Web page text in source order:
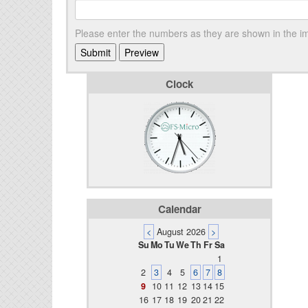
Please enter the numbers as they are shown in the
Clock
Calendar
< August 2026 >
SuMoTuWeTh FrSa
1
2
3 4 5 6 7 8
9 10 11 12 13 14 15
16 17 18 19 2021 22